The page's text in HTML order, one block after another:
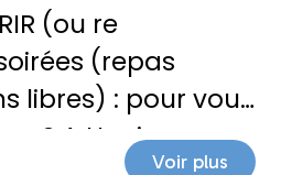
(ou re
(repas
libres) : pour vous
? A Huningue
Voir plus